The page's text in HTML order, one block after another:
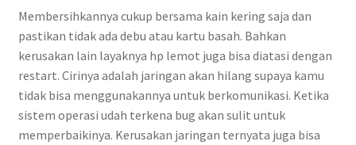
Membersihkannya cukup bersama kain kering saja dan
pastikan tidak ada debu atau kartu basah. Bahkan
kerusakan lain layaknya hp lemot juga bisa diatasi dengan
restart. Cirinya adalah jaringan akan hilang supaya kamu
tidak bisa menggunakannya untuk berkomunikasi. Ketika
sistem operasi udah terkena bug akan sulit untuk
memperbaikinya. Kerusakan jaringan ternyata juga bisa